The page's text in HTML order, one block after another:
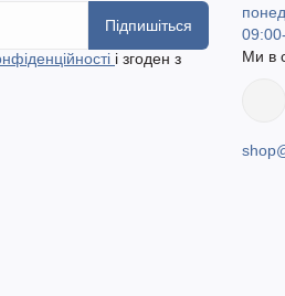
Підпишіться
і згоден з
Ми в